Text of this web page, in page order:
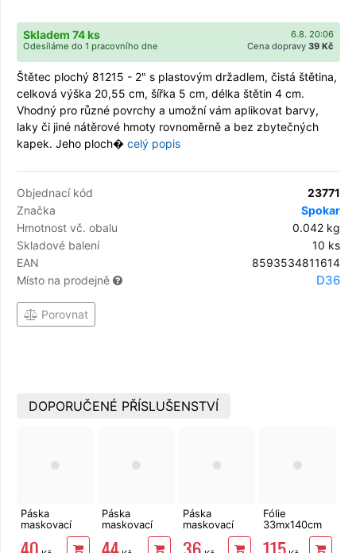
6.8. 20:06
Skladem 74 ks
Cena dopravy 39 Kč
Odesíláme do 1 pracovního dne
Štětec plochý 81215 - 2" s plastovým držadlem, čistá štětina,
celková výška 20,55 cm, šířka 5 cm, délka štětin 4 cm.
Vhodný pro různé povrchy a umožní vám aplikovat barvy,
laky či jiné nátěrové hmoty rovnoměrně a bez zbytečných
kapek. Jeho ploch� celý popis
Objednací kód
23771
Značka
Spokar
Hmotnost vč. obalu
0.042 kg
Skladové balení
10 ks
EAN
8593534811614
Místo na prodejně
D36
Porovnat
DOPORUČENÉ PŘÍSLUŠENSTVÍ
Páska
maskovací
30mm x 50m,
krepová
Páska
maskovací
38mm x 50m,
krepová
Páska
maskovací
25mm x 50m,
krepová
Fólie
33mx140cm
malířská s
lepící páskou